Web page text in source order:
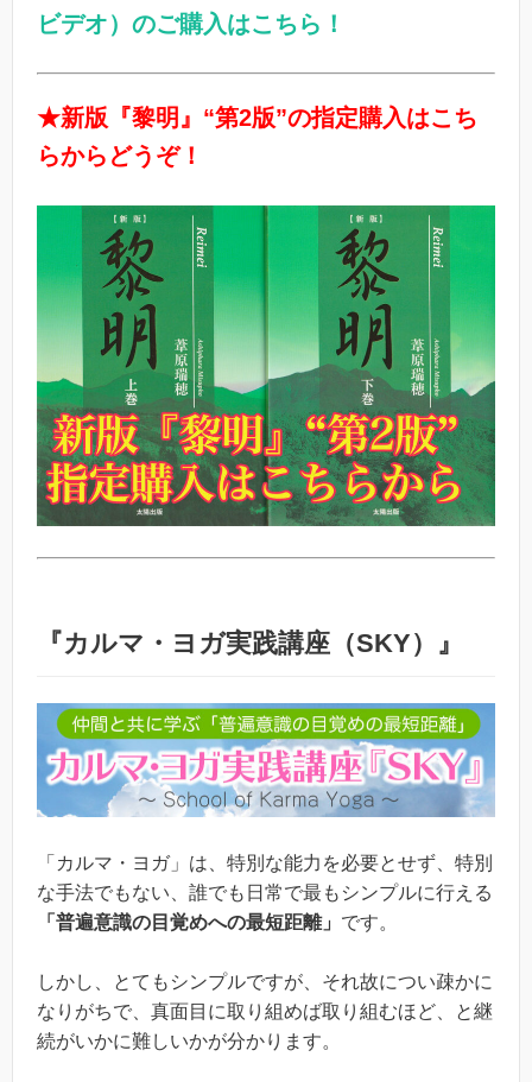
ビデオ）のご購入はこちら！
★新版『黎明』“第2版”の指定購入はこち
らからどうぞ！
『カルマ・ヨガ実践講座（SKY）』
「カルマ・ヨガ」は、特別な能力を必要とせず、特別
な手法でもない、誰でも日常で最もシンプルに行える
「普遍意識の目覚めへの最短距離」 です。
しかし、とてもシンプルですが、それ故につい疎かに
なりがちで、真面目に取り組めば取り組むほど、と継
続がいかに難しいかが分かります。